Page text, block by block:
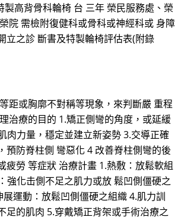
製高背骨科輪椅 台 三年 榮民服務處、榮
院 需檢附復健科或骨科或神經科或 身障
立之診 斷書及特製輪椅評估表(附錄
距或胸廓不對稱等現象，來判斷嚴 重程
治療的目的 1.矯正側彎的角度，或延緩
肉力量，穩定並建立新姿勢 3.交導正確
預防脊柱側 彎惡化 4 改善脊柱側彎的後
疲勞 等症狀 治療計畫 1.熱敷：放鬆軟組
強化击側不足之肌力或放 鬆凹側僵硬之
展運動：放鬆凹側僵硬之組織 4.肌力訓
足的肌肉 5.穿戴矯正背架或手術治療之